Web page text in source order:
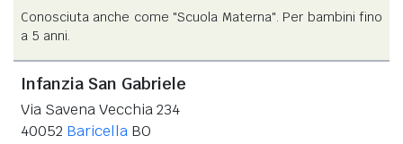
Conosciuta anche come "Scuola Materna". Per bambini fino
a 5 anni.
Infanzia San Gabriele
Via Savena Vecchia 234
40052 Baricella BO